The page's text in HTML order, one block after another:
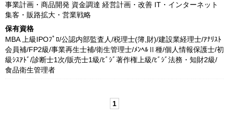
事業計画・商品開発 資金調達 経営計画・改善 IT・インターネット
集客・販路拡大・営業戦略
保有資格
MBA 上級IPOﾌﾟﾛ/公認内部監査人/税理士(簿,財)/建設業経理士/ｱﾅﾘｽﾄ
会員補/FP2級/事業再生士補/衛生管理士/ﾒﾝﾍﾙⅡ種/個人情報保護士/初
級ｼｽｱﾄﾞ/診断士1次/販売士1級/ﾋﾞｼﾞ著作権上級/ﾋﾞｼﾞ法務・知財2級/
食品衛生管理者
1